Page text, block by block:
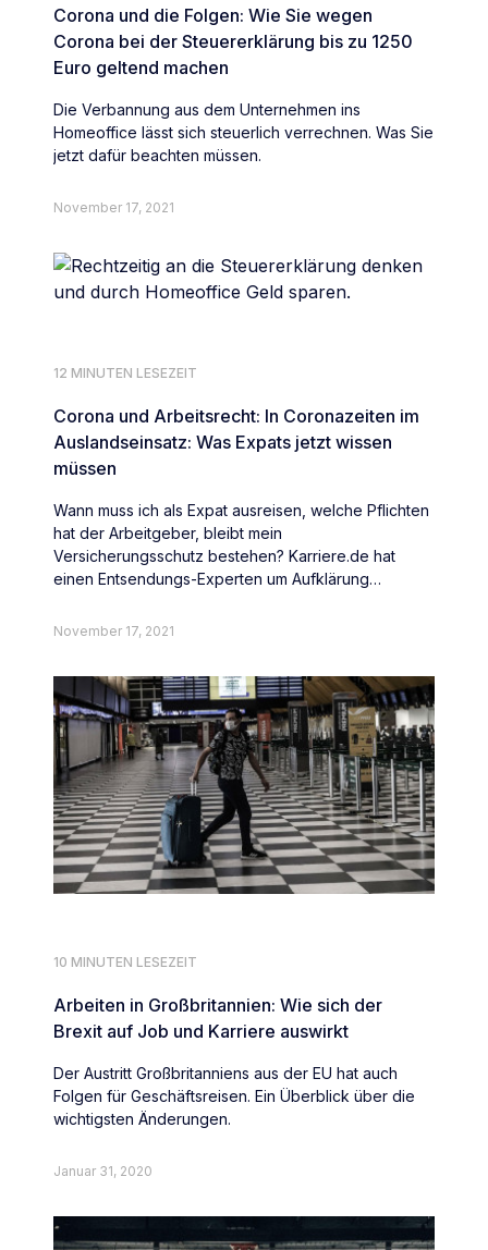
Corona und die Folgen: Wie Sie wegen
Corona bei der Steuererklärung bis zu 1250
Euro geltend machen
Die Verbannung aus dem Unternehmen ins
Homeoffice lässt sich steuerlich verrechnen. Was Sie
jetzt dafür beachten müssen.
November 17, 2021
12 MINUTEN LESEZEIT
Corona und Arbeitsrecht: In Coronazeiten im
Auslandseinsatz: Was Expats jetzt wissen
müssen
Wann muss ich als Expat ausreisen, welche Pflichten
hat der Arbeitgeber, bleibt mein
Versicherungsschutz bestehen? Karriere.de hat
einen Entsendungs-Experten um Aufklärung
November 17, 2021
10 MINUTEN LESEZEIT
Arbeiten in Großbritannien: Wie sich der
Brexit auf Job und Karriere auswirkt
Der Austritt Großbritanniens aus der EU hat auch
Folgen für Geschäftsreisen. Ein Überblick über die
wichtigsten Änderungen.
Januar 31, 2020